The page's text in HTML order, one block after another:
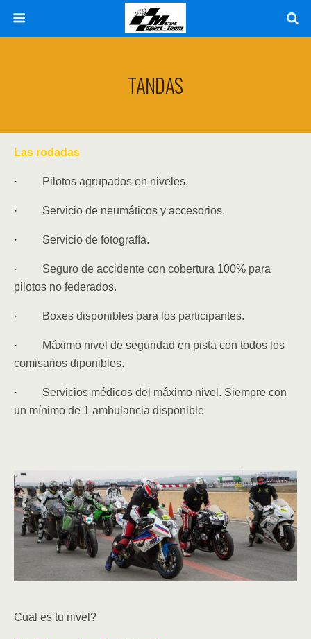
TANDAS
Las rodadas
· Pilotos agrupados en niveles.
· Servicio de neumáticos y accesorios.
· Servicio de fotografía.
· Seguro de accidente con cobertura 100% para
pilotos no federados.
· Boxes disponibles para los participantes.
· Máximo nivel de seguridad en pista con todos los
comisarios diponibles.
· Servicios médicos del máximo nivel. Siempre con
un mínimo de 1 ambulancia disponible
Cual es tu nivel?